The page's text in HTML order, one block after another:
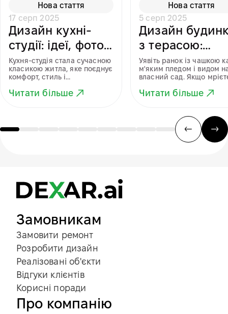
Нова стаття
17 серп 2025
Дизайн кухні-
студії: ідеї, фото
та поради для
створення
сучасного
Кухня-студія стала сучасною
класикою житла, яке поєднує
комфорт, стиль і
Читати більше
Нова стаття
5 серп 2025
Дизайн
з терасою:
створення
ідеального
простору для
Уявіть ранок із чашкою
м'яким пледом і видом
власний сад. Якщо
Читати більше
Замовникам
Замовити ремонт
Розробити дизайн
Реалізовані об'єкти
Відгуки клієнтів
Корисні поради
Про компанію